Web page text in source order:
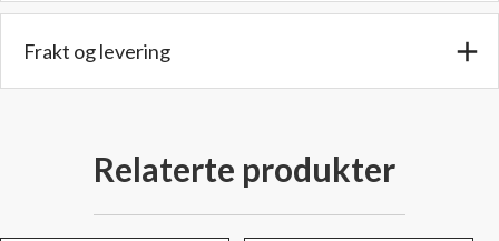
375/BAR
25,8Frakt og levering
Relaterte produkter